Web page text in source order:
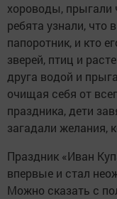
хороводы, прыгали
ребята узнали, что
папоротник, и кто
зверей, птиц и
друга водой и
очищая себя от
праздника, дети
загадали желания,
Праздник «Иван
впервые и стал
Можно сказать с